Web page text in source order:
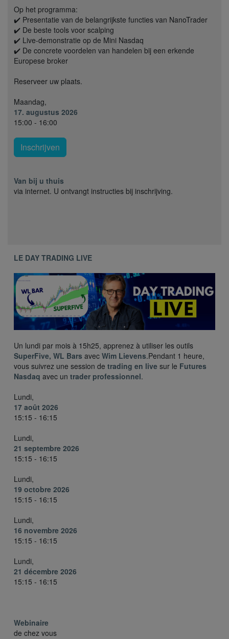
Op het programma:
✔️ Presentatie van de belangrijkste functies van NanoTrader
✔️ De beste tools voor scalping
✔️ Live-demonstratie op de Mini Nasdaq
✔️ De concrete voordelen van handelen bij een erkende
Europese broker
Reserveer uw plaats.
Maandag,
17. augustus 2026
15:00 - 16:00
Inschrijven
Van bij u thuis
via internet. U ontvangt instructies bij inschrijving.
LE DAY TRADING LIVE
Un lundi par mois à 15h25, apprenez à utiliser les outils
SuperFive, WL Bars avec Wim Lievens.Pendant 1 heure,
vous suivrez une session de trading en live sur le Futures
Nasdaq avec un trader professionnel.
Lundi,
17 août 2026
15:15 - 16:15
Lundi,
21 septembre 2026
15:15 - 16:15
Lundi,
19 octobre 2026
15:15 - 16:15
Lundi,
16 novembre 2026
15:15 - 16:15
Lundi,
21 décembre 2026
15:15 - 16:15
Webinaire
de chez vous